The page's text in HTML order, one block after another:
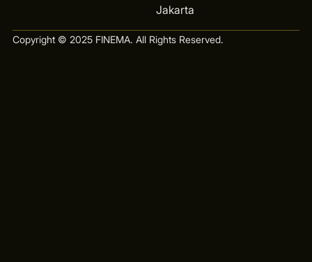
Jakarta
Copyright © 2025 FINEMA. All Rights Reserved.